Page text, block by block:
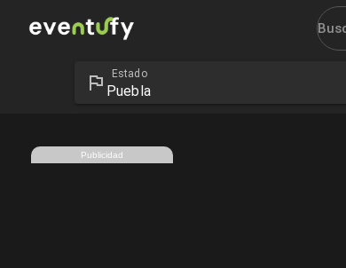
Eventos en San Pedro Cholula - Eventufy 2026 |
Estado
Puebla
Publicidad